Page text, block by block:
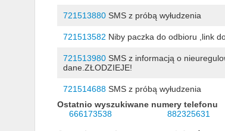
721513880SMS z próbą wyłudzenia
721513582 Niby paczka do odbioru ,link
721513980SMS z informacją o
dane.ZŁODZIEJE!
721514688SMS z próbą wyłudzenia
Ostatnio wyszukiwane numery telefonu
666173538
882325631